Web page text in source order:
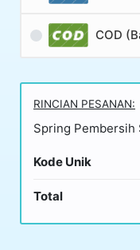
COD
RINCIAN PESANAN:
Spring Pembersih
Kode Unik
Total